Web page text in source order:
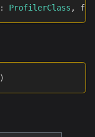
: ProfilerClass ,
)